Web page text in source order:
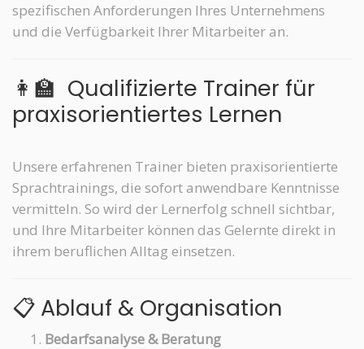
spezifischen Anforderungen Ihres Unternehmens
und die Verfügbarkeit Ihrer Mitarbeiter an.
👩‍🏫 Qualifizierte Trainer für
praxisorientiertes Lernen
Unsere erfahrenen Trainer bieten praxisorientierte
Sprachtrainings, die sofort anwendbare Kenntnisse
vermitteln. So wird der Lernerfolg schnell sichtbar,
und Ihre Mitarbeiter können das Gelernte direkt in
ihrem beruflichen Alltag einsetzen.
📋 Ablauf & Organisation
Bedarfsanalyse & Beratung